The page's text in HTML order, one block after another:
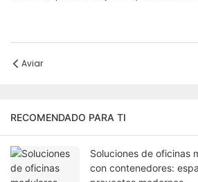
Aviar
RECOMENDADO PARA TI
Soluciones de oficinas
con contenedores: